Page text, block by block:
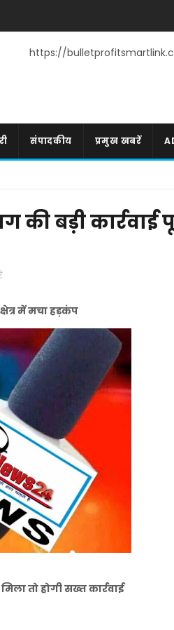
https://
संपादकीय प्रमुख खबरें
बड़ी कार्रवाई
में मचा हड़कंप
तो होगी सख्त कार्रवाई